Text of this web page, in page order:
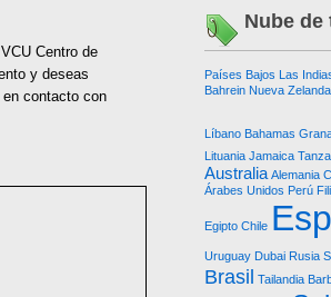
Centro de
y deseas
contacto con
Nube de
Países Bajos Las
Bahrein Nueva Zelanda
Líbano Bahamas
Lituania Jamaica
Australia Alemania
Árabes Unidos Perú
Egipto Chile
Uruguay Dubai Rusia
Brasil Tailandia